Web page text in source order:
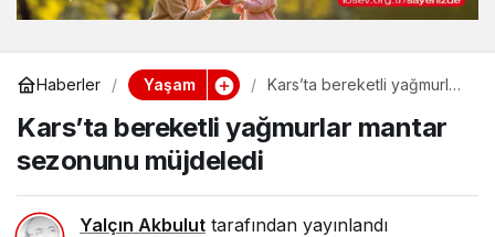
Haberler Yaşam
Kars’ta bereketli yağmurlar
Kars’ta bereketli yağmurlar mantar
sezonunu müjdeledi
Yalçın Akbulut tarafından yayınlandı